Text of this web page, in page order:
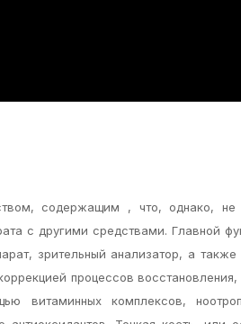
содержащим , что, однако, не
с другими средствами. Главной
зрительный анализатор, а
процессов
витаминных комплексов,